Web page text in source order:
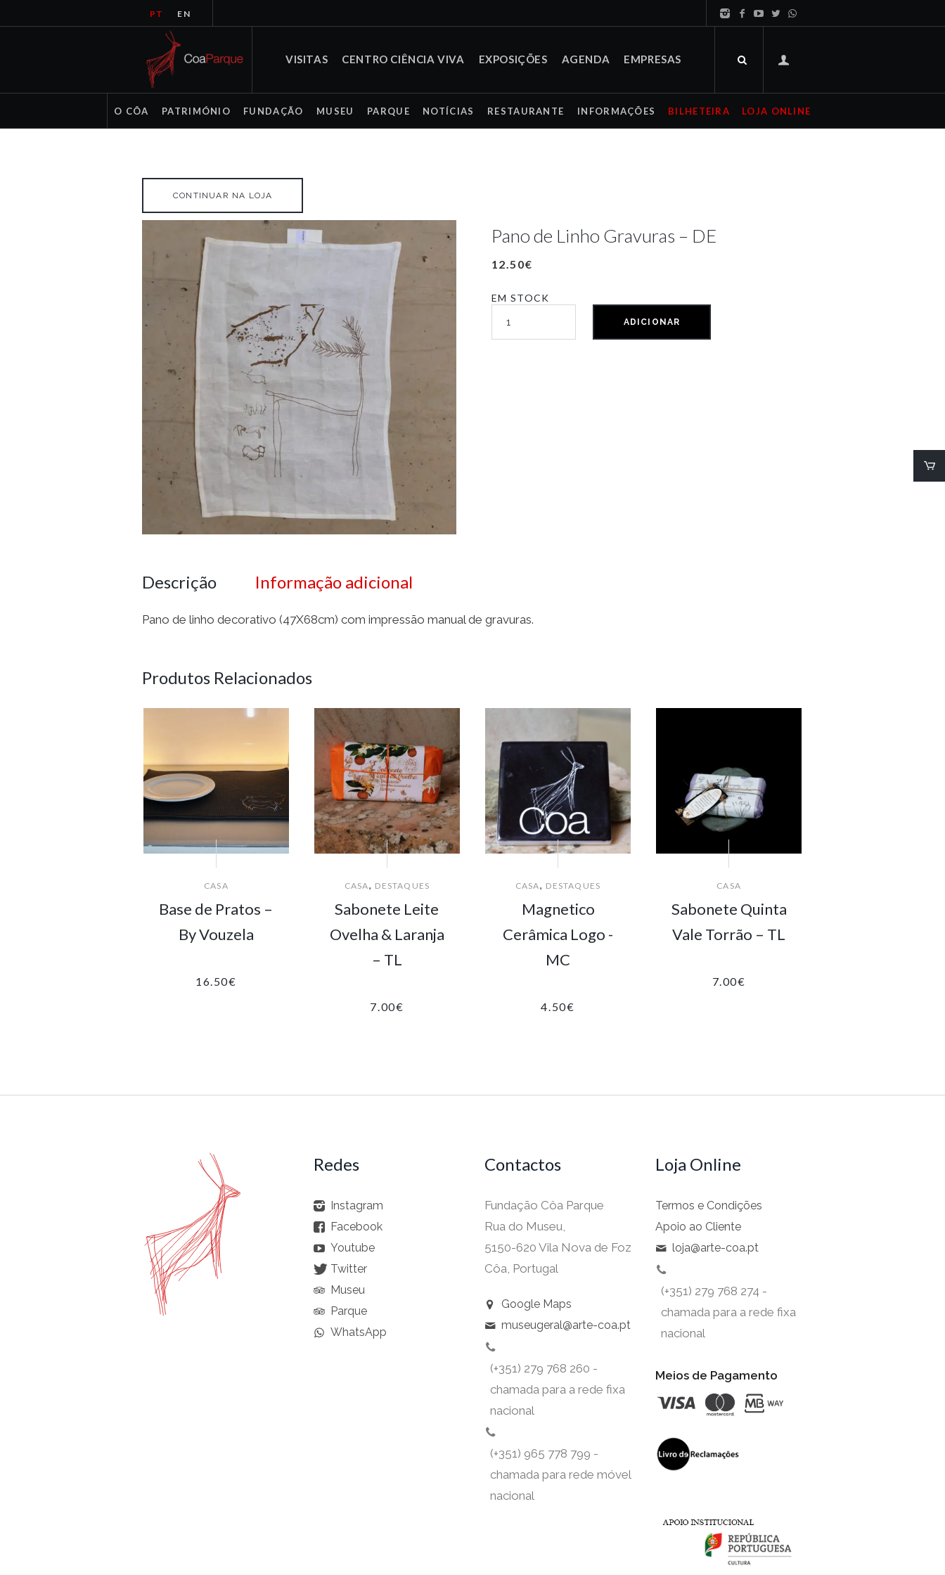
PT EN
VISITAS CENTRO CIÊNCIA VIVA EXPOSIÇÕES AGENDA EMPRESAS
O CÔA PATRIMÓNIO FUNDAÇÃO MUSEU PARQUE NOTÍCIAS RESTAURANTE INFORMAÇÕES BILHETEIRA LOJA ONLINE
CONTINUAR NA LOJA
Pano de Linho Gravuras – DE
12.50€
EM STOCK
ADICIONAR
Descrição Informação adicional
Pano de linho decorativo (47X68cm) com impressão manual de gravuras.
Produtos Relacionados
CASA
Base de Pratos –
By Vouzela
16.50€
CASA, DESTAQUES
Sabonete Leite
Ovelha & Laranja
– TL
7.00€
CASA, DESTAQUES
Magnetico
Cerâmica Logo -
MC
4.50€
CASA
Sabonete Quinta
Vale Torrão – TL
7.00€
Redes
Instagram
Facebook
Youtube
Twitter
Museu
Parque
WhatsApp
Contactos
Fundação Côa Parque
Rua do Museu,
5150-620 Vila Nova de Foz
Côa, Portugal
Google Maps
museugeral@arte-coa.pt
(+351) 279 768 260 -
chamada para a rede fixa
nacional
(+351) 965 778 799 -
chamada para rede móvel
nacional
Loja Online
Termos e Condições
Apoio ao Cliente
loja@arte-coa.pt
(+351) 279 768 274 -
chamada para a rede fixa
nacional
Meios de Pagamento